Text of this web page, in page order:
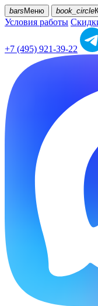
bars Меню book_circle
Условия работы
+7 (495) 921-39-22